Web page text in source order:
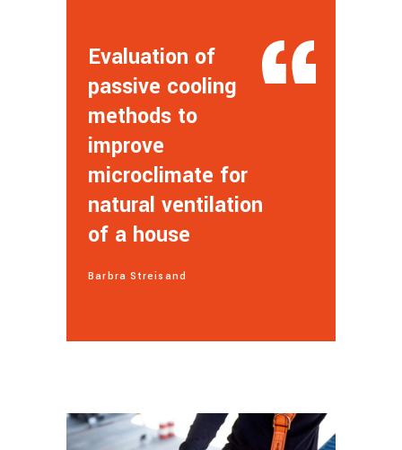
Evaluation of
passive cooling
methods to
improve
microclimate for
natural ventilation
of a house
Barbra Streisand